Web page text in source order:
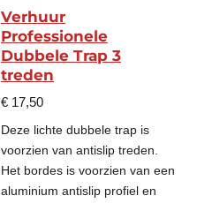
Verhuur
Professionele
Dubbele Trap 3
treden
€ 17,50
Deze lichte dubbele trap is
voorzien van antislip treden.
Het bordes is voorzien van een
aluminium antislip profiel en